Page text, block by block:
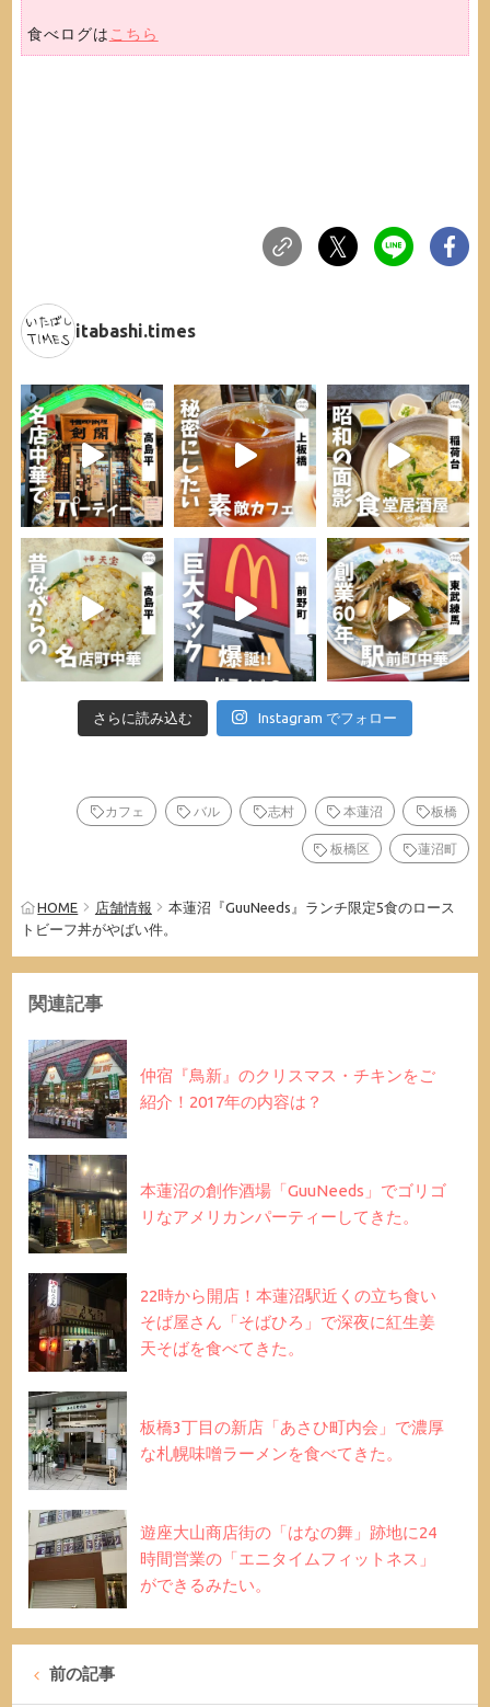
食べログは こちら
itabashi.times
さらに読み込む Instagram でフォロー
カフェ バル 志村 本蓮沼 板橋
板橋区 蓮沼町
HOME 店舗情報
本蓮沼『GuuNeeds』ランチ限定5食のロース
トビーフ丼がやばい件。
関連記事
仲宿『鳥新』のクリスマス・チキンをご
紹介！2017年の内容は？
本蓮沼の創作酒場「GuuNeeds」でゴリゴ
リなアメリカンパーティーしてきた。
22時から開店！本蓮沼駅近くの立ち食い
そば屋さん「そばひろ」で深夜に紅生姜
天そばを食べてきた。
板橋3丁目の新店「あさひ町内会」で濃厚
な札幌味噌ラーメンを食べてきた。
遊座大山商店街の「はなの舞」跡地に24
時間営業の「エニタイムフィットネス」
ができるみたい。
前の記事